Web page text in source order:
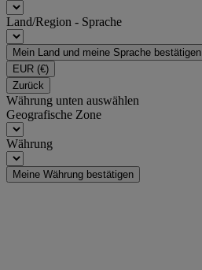
Land/Region - Sprache
Mein Land und meine Sprache bestätigen
EUR (€)
Zurück
Währung unten auswählen
Geografische Zone
Währung
Meine Währung bestätigen